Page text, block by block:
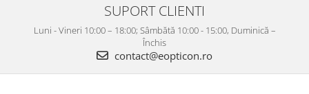
SUPORT CLIENTI
Luni - Vineri 10:00 – 18:00; Sâmbătă 10:00 - 15:00, Duminică –
Închis
contact@eopticon.ro